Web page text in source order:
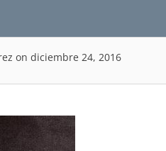
on diciembre 24, 2016